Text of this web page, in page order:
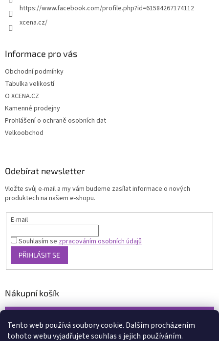
Tento web používá soubory cookie. Dalším procházením
tohoto webu vyjadřujete souhlas s jejich používáním.
https://www.facebook.com/profile.php?id=61584267174112
xcena.cz/
Informace pro vás
Obchodní podmínky
Tabulka velikostí
O XCENA.CZ
Kamenné prodejny
Prohlášení o ochraně osobních dat
Velkoobchod
Odebírat newsletter
Vložte svůj e-mail a my vám budeme zasílat informace o nových
produktech na našem e-shopu.
E-mail
Souhlasím sezpracováním osobních údajů
PŘIHLÁSIT SE
Nákupní košík